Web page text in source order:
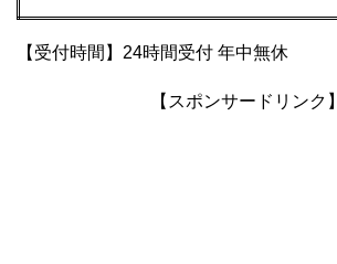
【受付時間】24時間受付 年中無休
【スポンサードリンク】